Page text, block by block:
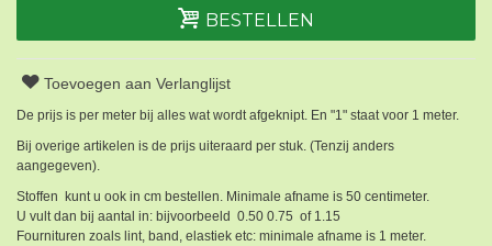
BESTELLEN
Toevoegen aan Verlanglijst
De prijs is per meter bij alles wat wordt afgeknipt. En "1" staat voor 1 meter.
Bij overige artikelen is de prijs uiteraard per stuk. (Tenzij anders
aangegeven).
Stoffen kunt u ook in cm bestellen. Minimale afname is 50 centimeter.
U vult dan bij aantal in: bijvoorbeeld 0.50 0.75 of 1.15
Fournituren zoals lint, band, elastiek etc: minimale afname is 1 meter.